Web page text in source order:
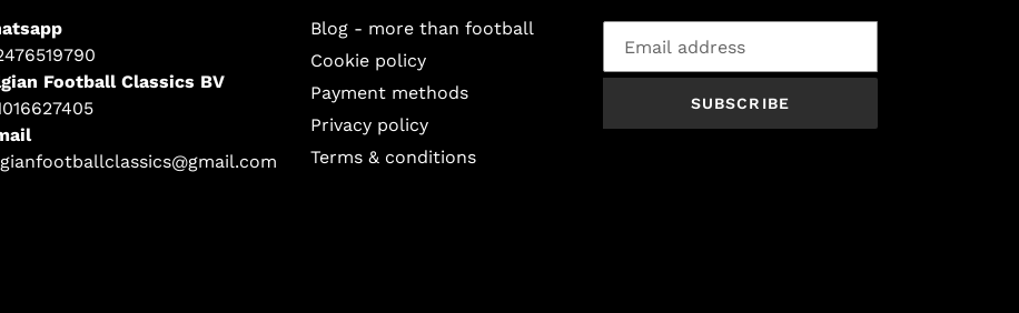
Football Classics BV
Blog - more than football
Cookie policy
Payment methods
Privacy policy
Terms & conditions
SUBSCRIBE